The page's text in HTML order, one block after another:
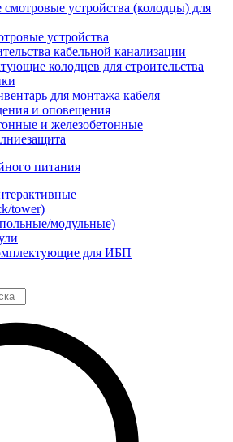
устройства (колодцы) для
устройства
кабельной канализации
колодцев для строительства
для монтажа кабеля
и оповещения
и железобетонные
питания
tower)
модульные)
для ИБП